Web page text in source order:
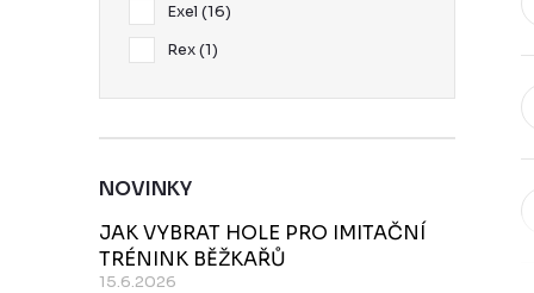
Exel 16
Rex 1
NOVINKY
JAK VYBRAT HOLE PRO IMITAČNÍ
TRÉNINK BĚŽKAŘŮ
15.6.2026